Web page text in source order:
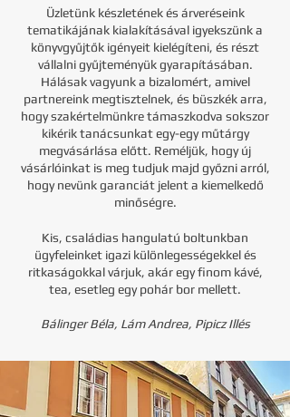
Üzletünk készletének és árveréseink
tematikájának kialakításával igyekszünk a
könyvgyűjtők igényeit kielégíteni, és részt
vállalni gyűjteményük gyarapításában.
Hálásak vagyunk a bizalomért, amivel
partnereink megtisztelnek, és büszkék arra,
hogy szakértelmünkre támaszkodva sokszor
kikérik tanácsunkat egy-egy műtárgy
megvásárlása előtt. Reméljük, hogy új
vásárlóinkat is meg tudjuk majd győzni arról,
hogy nevünk garanciát jelent a kiemelkedő
minőségre.
Kis, családias hangulatú boltunkban
ügyfeleinket igazi különlegességekkel és
ritkaságokkal várjuk, akár egy finom kávé,
tea, esetleg egy pohár bor mellett.
Bálinger Béla, Lám Andrea, Pipicz Illés